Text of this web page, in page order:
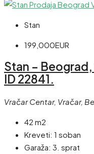
Stan
199,000EUR
Stan –
ID 22841.
Vračar Centar, Vračar,
42 m2
Kreveti: 1 soban
Garaža: 3. sprat